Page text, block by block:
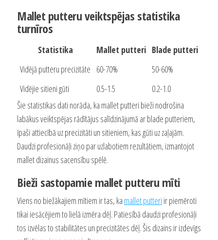
Mallet putteru veiktspējas statistika
turnīros
Statistika Mallet putteri Blade putteri
Vidējā putteru precizitāte 60-70%
50-60%
Vidējie sitieni gūti
0.5-1.5
0.2-1.0
Šie statistikas dati norāda, ka mallet putteri bieži nodrošina
labākus veiktspējas rādītājus salīdzinājumā ar blade putteriem,
īpaši attiecībā uz precizitāti un sitieniem, kas gūti uz zaļajām.
Daudzi profesionāļi ziņo par uzlabotiem rezultātiem, izmantojot
mallet dizainus sacensību spēlē.
Bieži sastopamie mallet putteru mīti
Viens no biežākajiem mītiem ir tas, ka mallet putteri ir piemēroti
tikai iesācējiem to lielā izmēra dēļ. Patiesībā daudzi profesionāļi
tos izvēlas to stabilitātes un precizitātes dēļ. Šis dizains ir izdevīgs